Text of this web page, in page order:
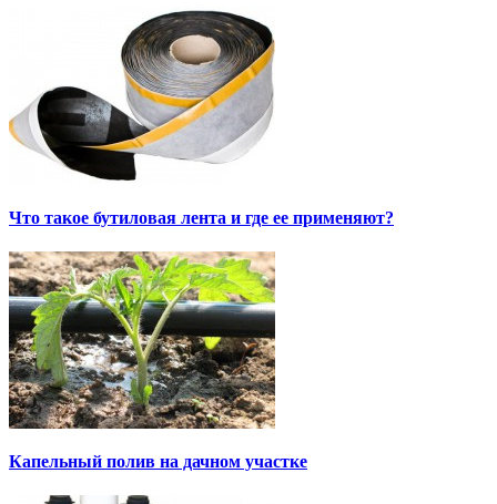
Что такое бутиловая лента и где ее применяют?
Капельный полив на дачном участке